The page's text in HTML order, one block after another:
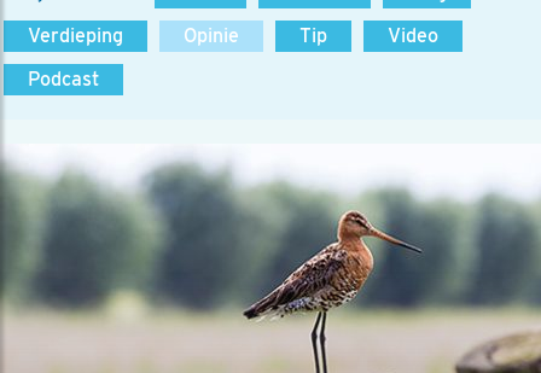
Verdieping
Opinie Tip
Video
Podcast